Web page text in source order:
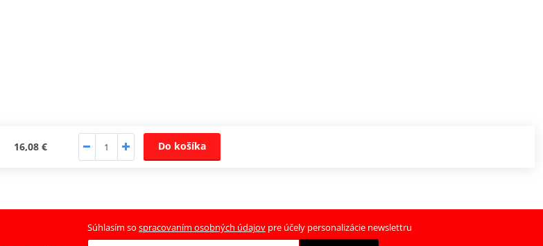
16,08 € Do košíka
Súhlasím so spracovaním osobných údajov pre účely personalizácie newslettru